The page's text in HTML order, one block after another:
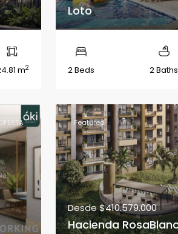
m2
Loto
2 Beds 2 Baths
Featured
Desde$410.579.000
Hacienda